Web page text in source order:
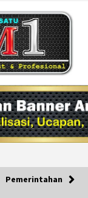
DM1
Pemerintahan